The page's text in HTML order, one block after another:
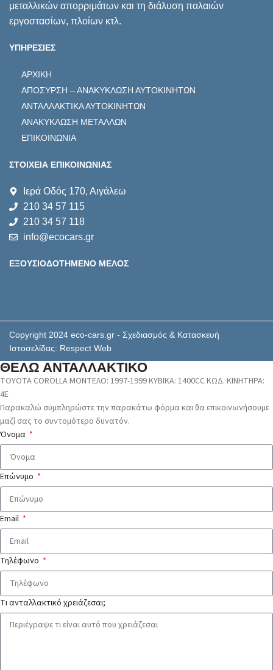
μεταλλικών απορριμάτων και τη διάλυση παλαιών
εργοστασίων, πλοίων κτλ.
ΥΠΗΡΕΣΙΕΣ
ΑΡΧΙΚΗ
ΑΠΟΣΥΡΣΗ – ΑΝΑΚΥΚΛΩΣΗ ΑΥΤΟΚΙΝΗΤΩΝ
ΑΝΤΑΛΛΑΚΤΙΚΑ ΑΥΤΟΚΙΝΗΤΩΝ
ΑΝΑΚΥΚΛΩΣΗ ΜΕΤΑΛΛΩΝ
ΕΠΙΚΟΙΝΩΝΙΑ
ΣΤΟΙΧΕΙΑ ΕΠΙΚΟΙΝΩΝΙΑΣ
Ιερά Οδός 170, Αιγάλεω
210 34 57 115
210 34 57 118
info@ecocars.gr
ΕΞΟΥΣΙΟΔΟΤΗΜΕΝΟ ΜΕΛΟΣ
Copyright 2024 eco-cars.gr - Σχεδιασμός & Κατασκευή
Ιστοσελίδας: Respect Web
ΘΕΛΩ ΑΝΤΑΛΛΑΚΤΙΚΟ
TOYOTA COROLLA ΜΟΝΤΕΛΟ: 1997-1999 ΚΥΒΙΚΑ: 1400CC ΚΩΔ. ΚΙΝΗΤΗΡΑ:
4E
Παρακαλώ συμπληρώστε την παρακάτω φόρμα και θα επικοινωνήσουμε
μαζί σας το συντομότερο δυνατόν.
Όνομα
Επώνυμο
Email
Τηλέφωνο
Τι ανταλλακτικό χρειάζεσαι;